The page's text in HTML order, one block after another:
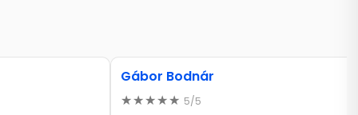
Gábor Bodnár
5/5